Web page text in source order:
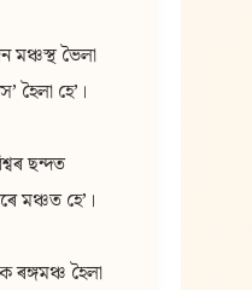
মঞ্চস্থ ভৈলা
হৈলা হেʼ।
ছন্দত
মঞ্চত হেʼ।
ৰঙ্গমঞ্চ হৈলা